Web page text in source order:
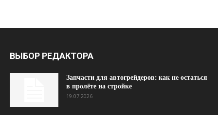
ВЫБОР РЕДАКТОРА
Запчасти для автогрейдеров: как не остаться
в пролёте на стройке
19.07.2026